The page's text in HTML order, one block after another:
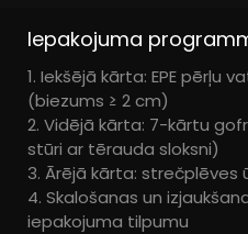
Iepakojuma
1. Iekšējā kārta: EPE pērļu
(biezums ≥ 2 cm)
2. Vidējā kārta: 7-kārtu
stūri ar tērauda sloksni)
3. Ārējā kārta:
4. Skalošanas un
iepakojuma tilpumu